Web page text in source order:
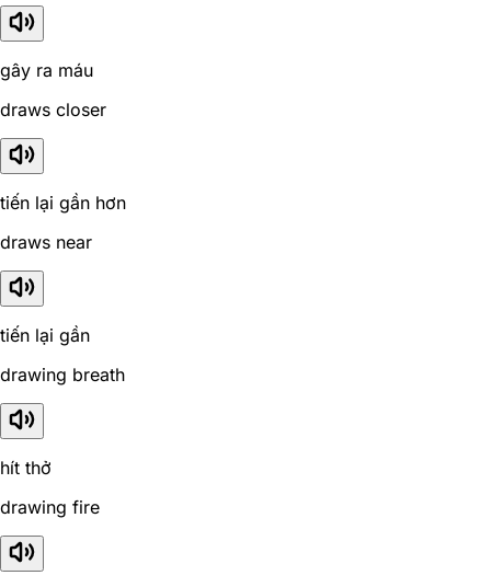
gây ra máu
draws closer
tiến lại gần hơn
draws near
tiến lại gần
drawing breath
hít thở
drawing fire